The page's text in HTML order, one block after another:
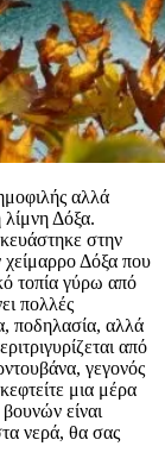
αλλά
λίμνη Δόξα.
στην
χείμαρρο Δόξα που
τοπία γύρω από
πολλές
ποδηλασία, αλλά
από
γεγονός
μια μέρα
είναι
νερά, θα σας